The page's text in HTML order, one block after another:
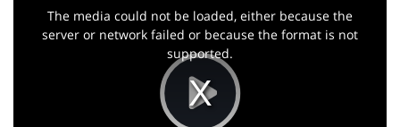
The media could not be loaded, either because the
server or network failed or because the format is not
supported.